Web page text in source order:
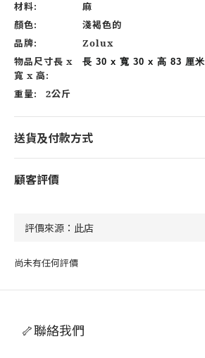
材料:
麻
顏色:
淺褐色的
品牌:
Zolux
物品尺寸長 x
寬 x 高:
長 30 x 寬 30 x 高 83 厘米
重量: 2公斤
送貨及付款方式
顧客評價
尚未有任何評價
🦴聯絡我們